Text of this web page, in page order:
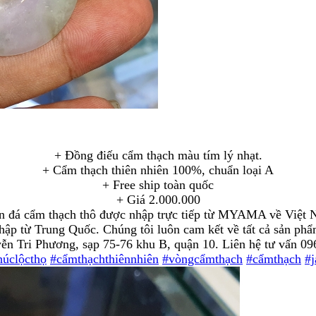
+ Đồng điếu cẩm thạch màu tím lý nhạt.
+ Cẩm thạch thiên nhiên 100%, chuẩn loại A
+ Free ship toàn quốc
+ Giá 2.000.000
đá cẩm thạch thô được nhập trực tiếp từ MYAMA về Việt
từ Trung Quốc. Chúng tôi luôn cam kết về tất cả sản
Tri Phương, sạp 75-76 khu B, quận 10. Liên hệ tư vấn
#cẩmthạchthiênnhiên #vòngcẩmthạch #cẩmthạch